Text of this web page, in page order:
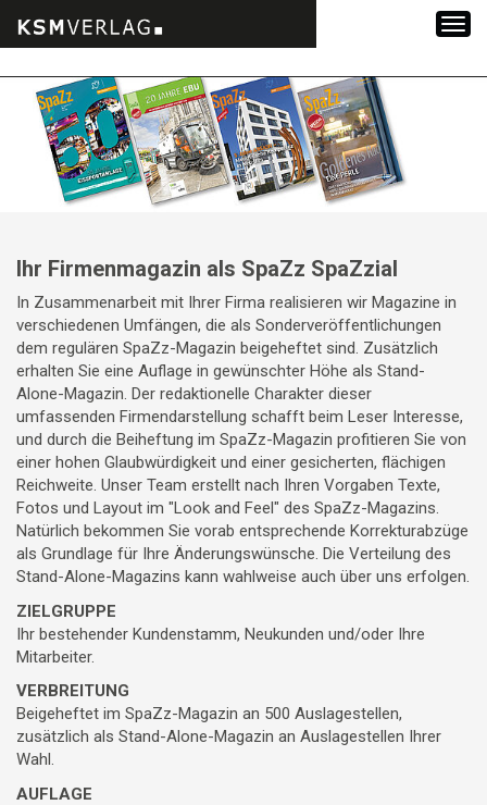
Inhalt
springen
Ihr Firmenmagazin als SpaZz SpaZzial
In Zusammenarbeit mit Ihrer Firma realisieren wir Magazine in
verschiedenen Umfängen, die als Sonderveröffentlichungen
dem regulären SpaZz-Magazin beigeheftet sind. Zusätzlich
erhalten Sie eine Auflage in gewünschter Höhe als Stand-
Alone-Magazin. Der redaktionelle Charakter dieser
umfassenden Firmendarstellung schafft beim Leser Interesse,
und durch die Beiheftung im SpaZz-Magazin profitieren Sie von
einer hohen Glaubwürdigkeit und einer gesicherten, flächigen
Reichweite. Unser Team erstellt nach Ihren Vorgaben Texte,
Fotos und Layout im "Look and Feel" des SpaZz-Magazins.
Natürlich bekommen Sie vorab entsprechende Korrekturabzüge
als Grundlage für Ihre Änderungswünsche. Die Verteilung des
Stand-Alone-Magazins kann wahlweise auch über uns erfolgen.
ZIELGRUPPE
Ihr bestehender Kundenstamm, Neukunden und/oder Ihre
Mitarbeiter.
VERBREITUNG
Beigeheftet im SpaZz-Magazin an 500 Auslagestellen,
zusätzlich als Stand-Alone-Magazin an Auslagestellen Ihrer
Wahl.
AUFLAGE